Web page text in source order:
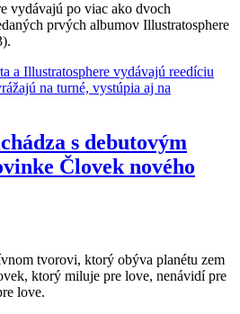
vydávajú po viac ako dvoch
prvých albumov Illustratosphere
a Illustratosphere vydávajú reedíciu
na turné, vystúpia aj na
s debutovým
Človek nového
tvorovi, ktorý obýva planétu zem
ktorý miluje pre love, nenávidí pre
love.